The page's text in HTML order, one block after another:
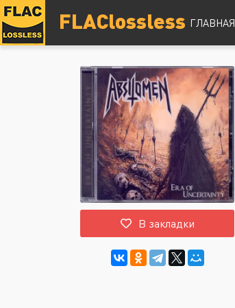
FLAClossless ГЛАВНАЯ
DSD
Hi-Res
Lossless
Vinyl
Топ 100
В закладки